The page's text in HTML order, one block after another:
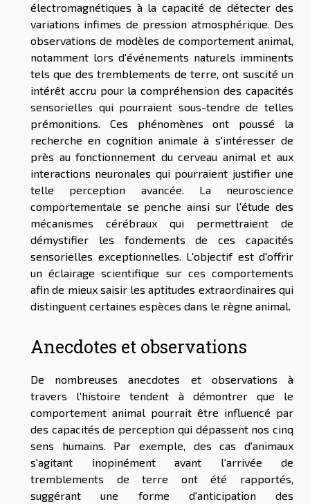
électromagnétiques à la capacité de détecter des
variations infimes de pression atmosphérique. Des
observations de modèles de comportement animal,
notamment lors d'événements naturels imminents
tels que des tremblements de terre, ont suscité un
intérêt accru pour la compréhension des capacités
sensorielles qui pourraient sous-tendre de telles
prémonitions. Ces phénomènes ont poussé la
recherche en cognition animale à s'intéresser de
près au fonctionnement du cerveau animal et aux
interactions neuronales qui pourraient justifier une
telle perception avancée. La neuroscience
comportementale se penche ainsi sur l'étude des
mécanismes cérébraux qui permettraient de
démystifier les fondements de ces capacités
sensorielles exceptionnelles. L'objectif est d'offrir
un éclairage scientifique sur ces comportements
afin de mieux saisir les aptitudes extraordinaires qui
distinguent certaines espèces dans le règne animal.
Anecdotes et observations
De nombreuses anecdotes et observations à
travers l'histoire tendent à démontrer que le
comportement animal pourrait être influencé par
des capacités de perception qui dépassent nos cinq
sens humains. Par exemple, des cas d'animaux
s'agitant inopinément avant l'arrivée de
tremblements de terre ont été rapportés,
suggérant une forme d'anticipation des